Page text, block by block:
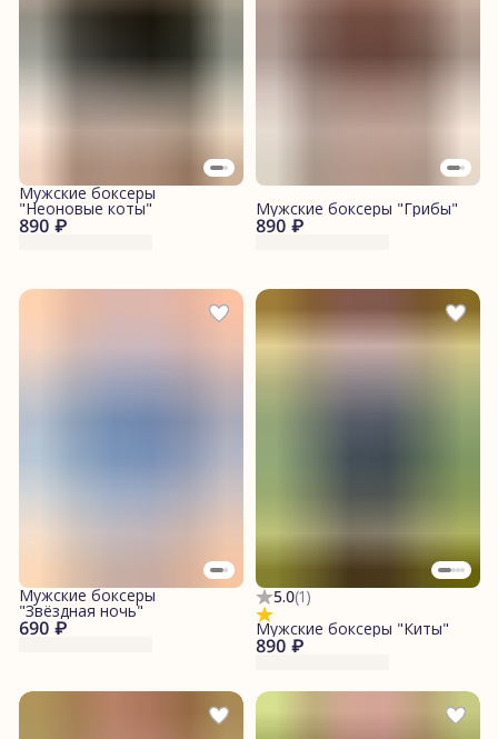
890 ₽
Мужские боксеры
"Неоновые коты"
890 ₽
Мужские боксеры "Грибы"
690 ₽
Мужские боксеры
"Звёздная ночь"
5.0(1)
890 ₽
Мужские боксеры "Киты"